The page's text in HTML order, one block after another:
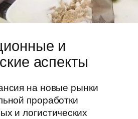
и
аспекты
на новые рынки
проработки
и логистических